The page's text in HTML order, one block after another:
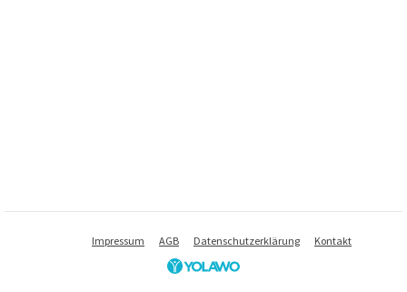
Impressum AGB Datenschutzerklärung Kontakt